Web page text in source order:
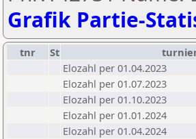
Grafik Partie-
tnr St
Elozahl per 01.04.2023
Elozahl per 01.07.2023
Elozahl per 01.10.2023
Elozahl per 01.01.2024
Elozahl per 01.04.2024